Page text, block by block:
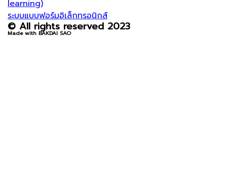
learning)
ระบบแบบฟอร์มอิเล็กทรอนิกส์
© All rights reserved 2023
Made with BAKDAI SAO